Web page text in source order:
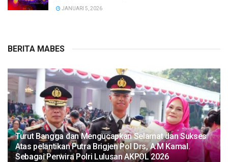
JANUARI 5, 2026
BERITA MABES
Turut Bangga dan Mengucapkan Selamat dan Sukses
Atas pelantikan Putra Brigjen Pol Drs, A.M Kamal.
Sebagai Perwira Polri Lulusan AKPOL 2026